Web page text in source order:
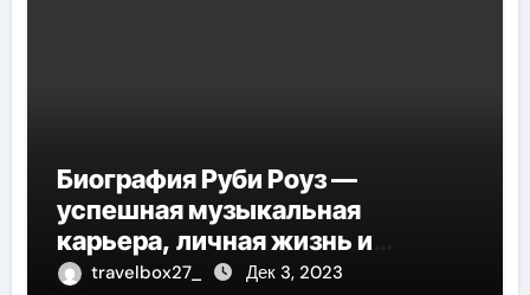
Биография Руби Роуз —
успешная музыкальная
карьера, личная жизнь и
знаковые достижения
travelbox27_ Дек 3, 2023